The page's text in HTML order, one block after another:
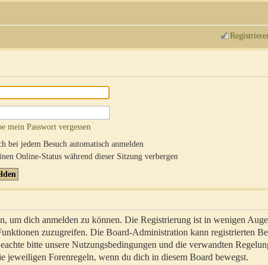
mein Passwort vergessen
bei jedem Besuch automatisch anmelden
Online-Status während dieser Sitzung verbergen
um dich anmelden zu können. Die Registrierung ist in wenigen
zuzugreifen. Die Board-Administration kann registrierten
bitte unsere Nutzungsbedingungen und die verwandten
jeweiligen Forenregeln, wenn du dich in diesem Board bewegst.